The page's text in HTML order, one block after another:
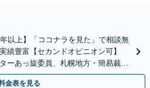
以上】「ココナラを見た」で相談無
績豊富【セカンドオピニオン可】
ーあっ旋委員、札幌地方・簡易裁判
金表を見る